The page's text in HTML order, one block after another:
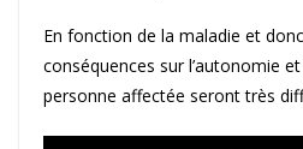
En fonction de la maladie et
conséquences sur l’autonomie
personne affectée seront très